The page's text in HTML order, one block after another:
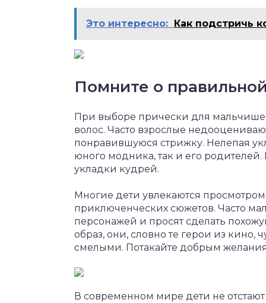
Это интересно: Как подстричь
Помните о
При выборе прически для мальчишек
волос. Часто взрослые
понравившуюся стрижку. Нелепая
юного модника, так и его
укладки кудрей.
Многие дети увлекаются
приключенческих сюжетов. Часто
персонажей и просят сделать
образ, они, словно те герои из
смелыми. Потакайте добрым
В современном мире дети не отстают